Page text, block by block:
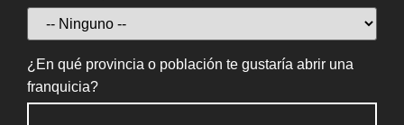
¿En qué provincia o población te gustaría abrir una
franquicia?